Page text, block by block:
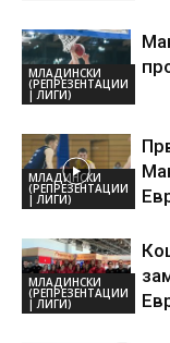
МЛАДИНСКИ
(РЕПРЕЗЕНТАЦИИ
| ЛИГИ)
МЛАДИНСКИ
(РЕПРЕЗЕНТАЦИИ
| ЛИГИ)
МЛАДИНСКИ
(РЕПРЕЗЕНТАЦИИ
| ЛИГИ)